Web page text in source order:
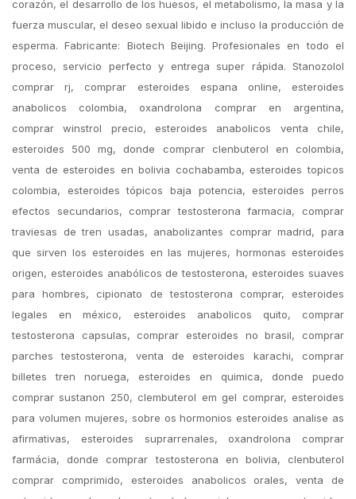
corazón, el desarrollo de los huesos, el metabolismo, la masa y la
fuerza muscular, el deseo sexual libido e incluso la producción de
esperma. Fabricante: Biotech Beijing. Profesionales en todo el
proceso, servicio perfecto y entrega super rápida. Stanozolol
comprar rj, comprar esteroides espana online, esteroides
anabolicos colombia, oxandrolona comprar en argentina,
comprar winstrol precio, esteroides anabolicos venta chile,
esteroides 500 mg, donde comprar clenbuterol en colombia,
venta de esteroides en bolivia cochabamba, esteroides topicos
colombia, esteroides tópicos baja potencia, esteroides perros
efectos secundarios, comprar testosterona farmacia, comprar
traviesas de tren usadas, anabolizantes comprar madrid, para
que sirven los esteroides en las mujeres, hormonas esteroides
origen, esteroides anabólicos de testosterona, esteroides suaves
para hombres, cipionato de testosterona comprar, esteroides
legales en méxico, esteroides anabolicos quito, comprar
testosterona capsulas, comprar esteroides no brasil, comprar
parches testosterona, venta de esteroides karachi, comprar
billetes tren noruega, esteroides en quimica, donde puedo
comprar sustanon 250, clembuterol em gel comprar, esteroides
para volumen mujeres, sobre os hormonios esteroides analise as
afirmativas, esteroides suprarrenales, oxandrolona comprar
farmácia, donde comprar testosterona en bolivia, clenbuterol
comprar comprimido, esteroides anabolicos orales, venta de